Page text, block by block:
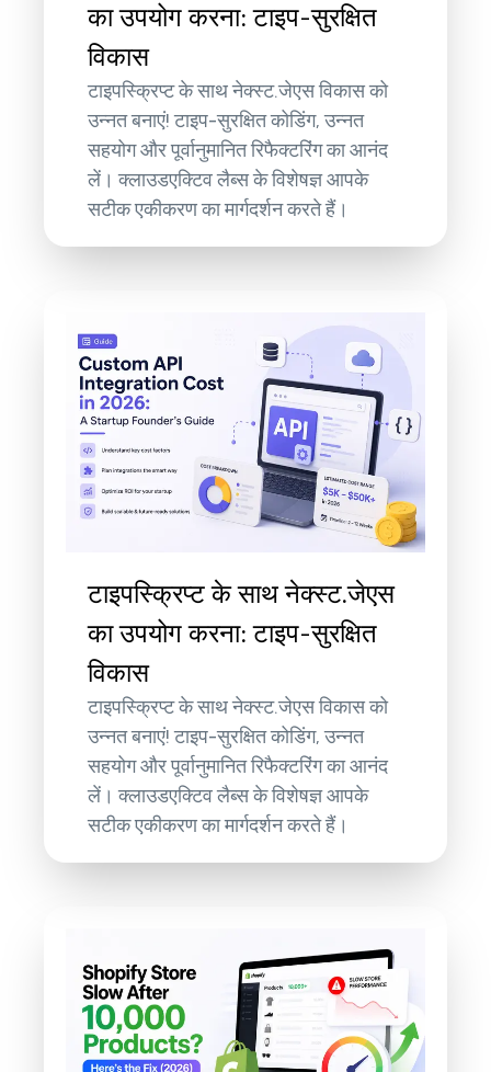
का उपयोग करना: टाइप-सुरक्षित
विकास
टाइपस्क्रिप्ट के साथ नेक्स्ट.जेएस विकास को
उन्नत बनाएं! टाइप-सुरक्षित कोडिंग, उन्नत
सहयोग और पूर्वानुमानित रिफैक्टरिंग का आनंद
लें। क्लाउडएक्टिव लैब्स के विशेषज्ञ आपके
सटीक एकीकरण का मार्गदर्शन करते हैं।
टाइपस्क्रिप्ट के साथ नेक्स्ट.जेएस
का उपयोग करना: टाइप-सुरक्षित
विकास
टाइपस्क्रिप्ट के साथ नेक्स्ट.जेएस विकास को
उन्नत बनाएं! टाइप-सुरक्षित कोडिंग, उन्नत
सहयोग और पूर्वानुमानित रिफैक्टरिंग का आनंद
लें। क्लाउडएक्टिव लैब्स के विशेषज्ञ आपके
सटीक एकीकरण का मार्गदर्शन करते हैं।